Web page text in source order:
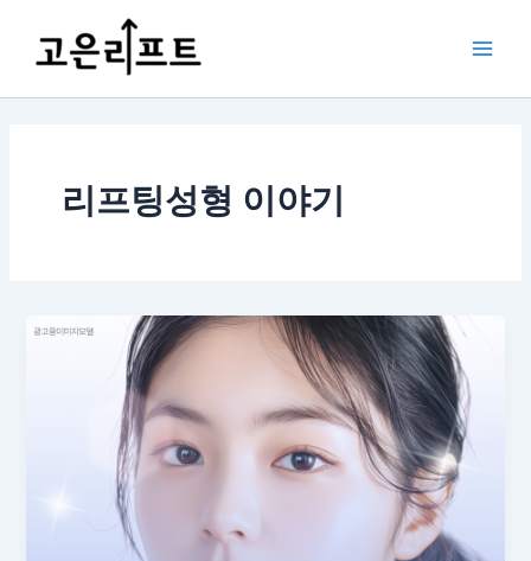
로
리프팅성형 이야기